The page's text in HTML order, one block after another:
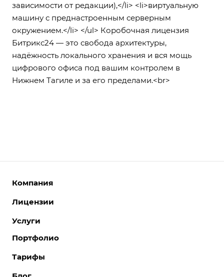
зависимости от редакции),</li> <li>виртуальную
машину с преднастроенным серверным
окружением.</li> </ul> Коробочная лицензия
Битрикс24 — это свобода архитектуры,
надёжность локального хранения и вся мощь
цифрового офиса под вашим контролем в
Нижнем Тагиле и за его пределами.<br>
Компания
О компании
Отзывы
Вакансии
Лицензии
Интернет-магазины
Корпоративные сайты
Лицензии 1С-Битрикс
Услуги
Разработка сайтов
Поддержка сайтов
Портфолио
Тарифы